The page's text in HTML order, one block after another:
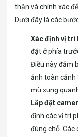
thận và chính xác
Dưới đây là các
Xác định vị trí
đặt ở phía
Điều này đảm
ảnh toàn cảnh
mù xung
Lắp đặt
định các vị trí
đúng chỗ. Các